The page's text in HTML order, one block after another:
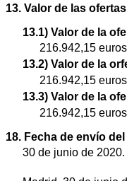
13. Valor de las
13.1) Valor de la
216.942,15
13.2) Valor de la
216.942,15
13.3) Valor de la
216.942,15
18. Fecha de envío
30 de junio de 2020.